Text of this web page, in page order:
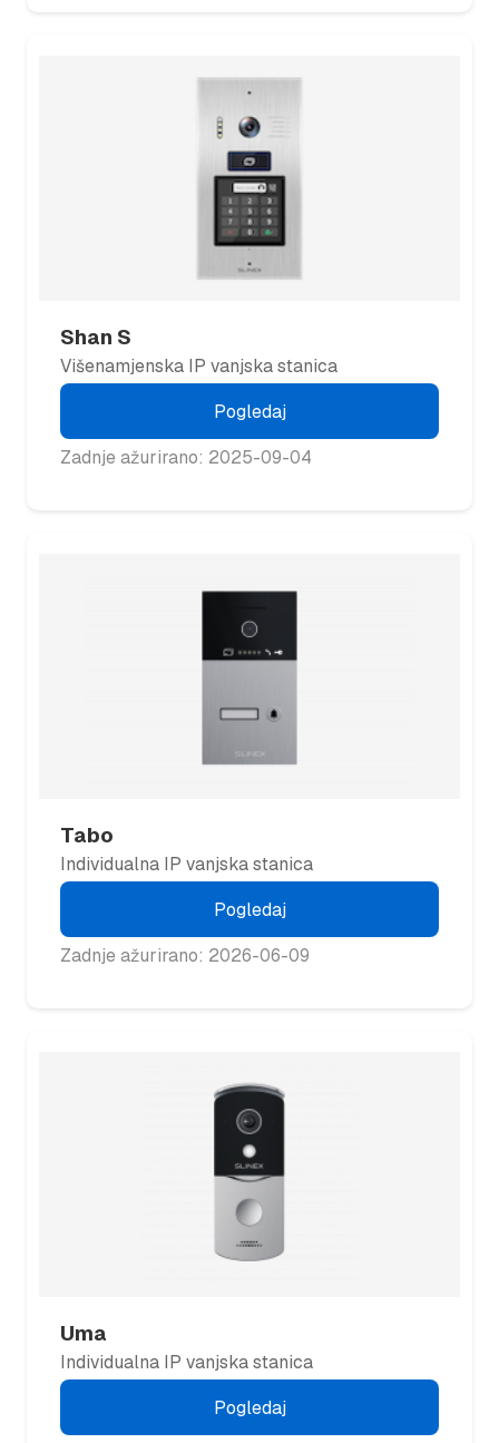
Shan S
Višenamjenska IP vanjska stanica
Pogledaj
Zadnje ažurirano: 2025-09-04
Tabo
Individualna IP vanjska stanica
Pogledaj
Zadnje ažurirano: 2026-06-09
Uma
Individualna IP vanjska stanica
Pogledaj